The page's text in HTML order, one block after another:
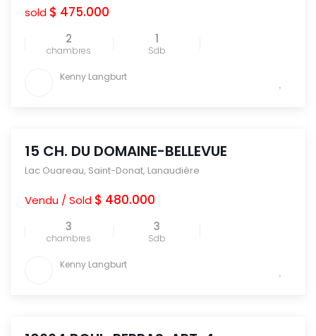
sold $ 475.000
2
chambres
1
Sdb
Kenny Langburt
15 CH. DU DOMAINE-BELLEVUE
Lac Ouareau, Saint-Donat, Lanaudière
Vendu / Sold $ 480.000
3
chambres
3
Sdb
Kenny Langburt